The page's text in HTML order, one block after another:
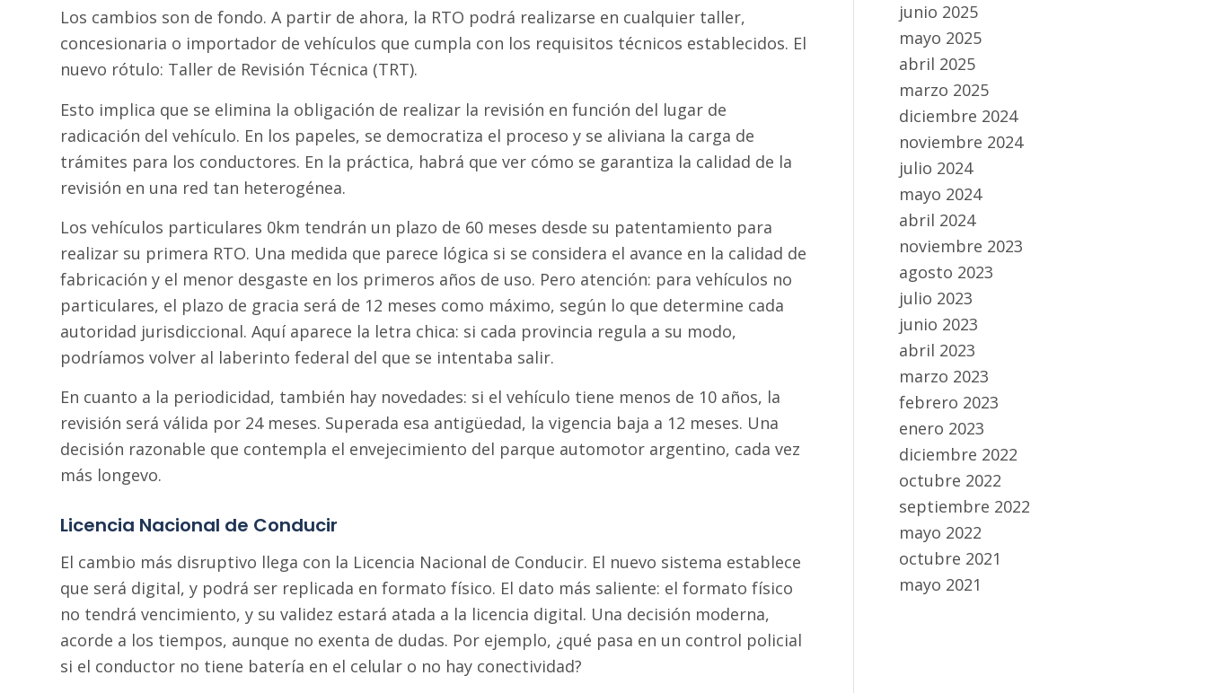
Los cambios son de fondo. A partir de ahora, la RTO podrá realizarse en cualquier taller,
concesionaria o importador de vehículos que cumpla con los requisitos técnicos establecidos. El
nuevo rótulo: Taller de Revisión Técnica (TRT).
Esto implica que se elimina la obligación de realizar la revisión en función del lugar de
radicación del vehículo. En los papeles, se democratiza el proceso y se aliviana la carga de
trámites para los conductores. En la práctica, habrá que ver cómo se garantiza la calidad de la
revisión en una red tan heterogénea.
Los vehículos particulares 0km tendrán un plazo de 60 meses desde su patentamiento para
realizar su primera RTO. Una medida que parece lógica si se considera el avance en la calidad de
fabricación y el menor desgaste en los primeros años de uso. Pero atención: para vehículos no
particulares, el plazo de gracia será de 12 meses como máximo, según lo que determine cada
autoridad jurisdiccional. Aquí aparece la letra chica: si cada provincia regula a su modo,
podríamos volver al laberinto federal del que se intentaba salir.
En cuanto a la periodicidad, también hay novedades: si el vehículo tiene menos de 10 años, la
revisión será válida por 24 meses. Superada esa antigüedad, la vigencia baja a 12 meses. Una
decisión razonable que contempla el envejecimiento del parque automotor argentino, cada vez
más longevo.
Licencia Nacional de Conducir
El cambio más disruptivo llega con la Licencia Nacional de Conducir. El nuevo sistema establece
que será digital, y podrá ser replicada en formato físico. El dato más saliente: el formato físico
no tendrá vencimiento, y su validez estará atada a la licencia digital. Una decisión moderna,
acorde a los tiempos, aunque no exenta de dudas. Por ejemplo, ¿qué pasa en un control policial
si el conductor no tiene batería en el celular o no hay conectividad?
junio 2025
mayo 2025
abril 2025
marzo 2025
diciembre 2024
noviembre 2024
julio 2024
mayo 2024
abril 2024
noviembre 2023
agosto 2023
julio 2023
junio 2023
abril 2023
marzo 2023
febrero 2023
enero 2023
diciembre 2022
octubre 2022
septiembre 2022
mayo 2022
octubre 2021
mayo 2021